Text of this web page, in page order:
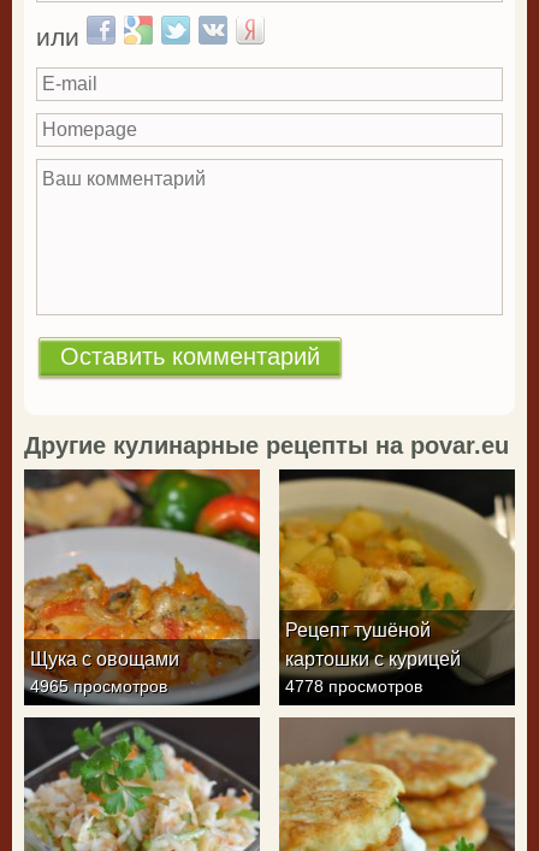
или Login with Facebook
Login with Google
Login with Twitter
Login with VKontakte
Login with Yandex
E-mail
Homepage
Ваш комментарий
Другие кулинарные рецепты на povar.eu
Щука с овощами
4965 просмотров
Рецепт тушёной
картошки с курицей
4778 просмотров